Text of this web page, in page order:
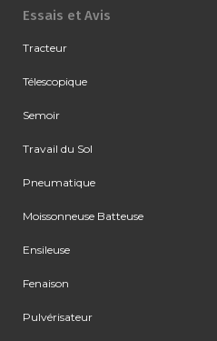
Essais et Avis
Tracteur
Télescopique
Semoir
Travail du Sol
Pneumatique
Moissonneuse Batteuse
Ensileuse
Fenaison
Pulvérisateur